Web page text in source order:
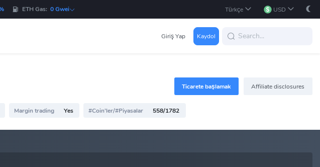
ETH Gas: 0 Gwei Türkçe USD
Giriş Yap Kaydol
Ticarete başlamak Affiliate disclosures
Margin trading Yes #Coin'ler/#Piyasalar 558/1782